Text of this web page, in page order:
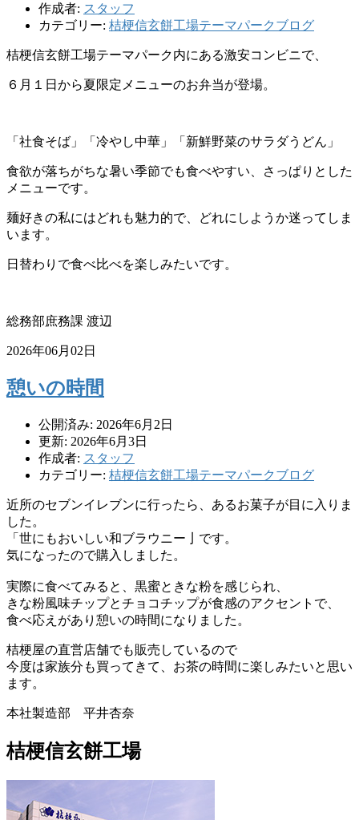
作成者: スタッフ
カテゴリー: 桔梗信玄餅工場テーマパークブログ
桔梗信玄餅工場テーマパーク内にある激安コンビニで、
６月１日から夏限定メニューのお弁当が登場。
「社食そば」「冷やし中華」「新鮮野菜のサラダうどん」
食欲が落ちがちな暑い季節でも食べやすい、さっぱりとした
メニューです。
麺好きの私にはどれも魅力的で、どれにしようか迷ってしま
います。
日替わりで食べ比べを楽しみたいです。
総務部庶務課 渡辺
2026年06月02日
憩いの時間
公開済み: 2026年6月2日
更新: 2026年6月3日
作成者: スタッフ
カテゴリー: 桔梗信玄餅工場テーマパークブログ
近所のセブンイレブンに行ったら、あるお菓子が目に入りま
した。
「世にもおいしい和ブラウニー亅です。
気になったので購入しました。
実際に食べてみると、黒蜜ときな粉を感じられ、
きな粉風味チップとチョコチップが食感のアクセントで、
食べ応えがあり憩いの時間になりました。
桔梗屋の直営店舗でも販売しているので
今度は家族分も買ってきて、お茶の時間に楽しみたいと思い
ます。
本社製造部 平井杏奈
桔梗信玄餅工場